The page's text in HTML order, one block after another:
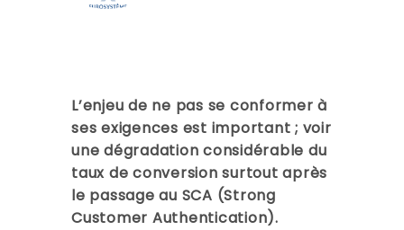
L’enjeu de ne pas se conformer à
ses exigences est important ; voir
une dégradation considérable du
taux de conversion surtout après
le passage au SCA (Strong
Customer Authentication).